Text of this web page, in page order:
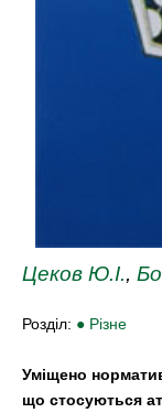
Цеков Ю.І.,
Розділ: ● Різне
Уміщено
що стосуються